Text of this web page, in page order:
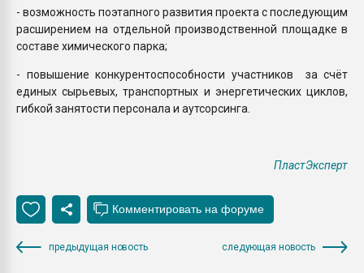
- возможность поэтапного развития проекта с последующим
расширением на отдельной производственной площадке в
составе химического парка;
- повышение конкурентоспособности участников за счёт
единых сырьевых, транспортных и энергетических циклов,
гибкой занятости персонала и аутсорсинга.
ПластЭксперт
предыдущая новость следующая новость